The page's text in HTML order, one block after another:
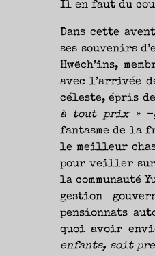
Il en faut du
Dans cette
ses souvenirs
Hwëch’ins,
avec l’arrivée
céleste, épris
à tout prix »-,
fantasme de la
le meilleur
pour veiller sur
la communauté
gestion
pensionnats
quoi avoir
enfants, soit